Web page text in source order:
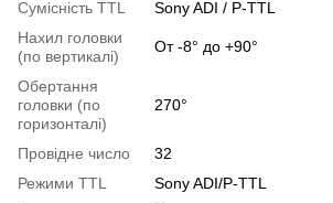
Сумісність TTL
Sony ADI / P-TTL
Нахил головки
(по вертикалі)
От -8° до +90°
Обертання
головки (по
горизонталі)
270°
Провідне число
32
Режими TTL
Sony ADI/P-TTL